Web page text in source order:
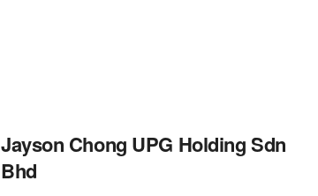
Jayson Chong UPG Holding Sdn
Bhd